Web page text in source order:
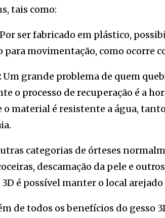
tais como:
Por ser fabricado em plástico,
para movimentação, como ocorre
Um grande problema de quem
o processo de recuperação é a
o material é resistente a água,
categorias de órteses
descamação da pele e
3D é possível manter o local
de todos os benefícios do gesso